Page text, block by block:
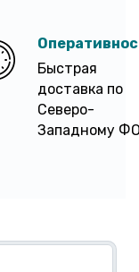
Быстрая
доставка по
Северо-
Западному